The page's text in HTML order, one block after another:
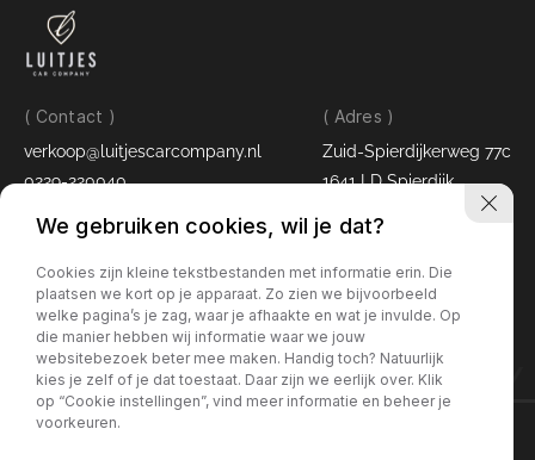
( Contact )
verkoop@luitjescarcompany.nl
0229-220040
( Adres )
Zuid-Spierdijkerweg 77c
1641 LD Spierdijk
Zaterdag:
09:00 - 16:00 uur
LUITJES CAR COMPANY
We gebruiken cookies, wil je dat?
Cookies zijn kleine tekstbestanden met informatie erin. Die
plaatsen we kort op je apparaat. Zo zien we bijvoorbeeld
welke pagina’s je zag, waar je afhaakte en wat je invulde. Op
die manier hebben wij informatie waar we jouw
websitebezoek beter mee maken. Handig toch? Natuurlijk
kies je zelf of je dat toestaat. Daar zijn we eerlijk over. Klik
op “Cookie instellingen”, vind meer informatie en beheer je
voorkeuren.